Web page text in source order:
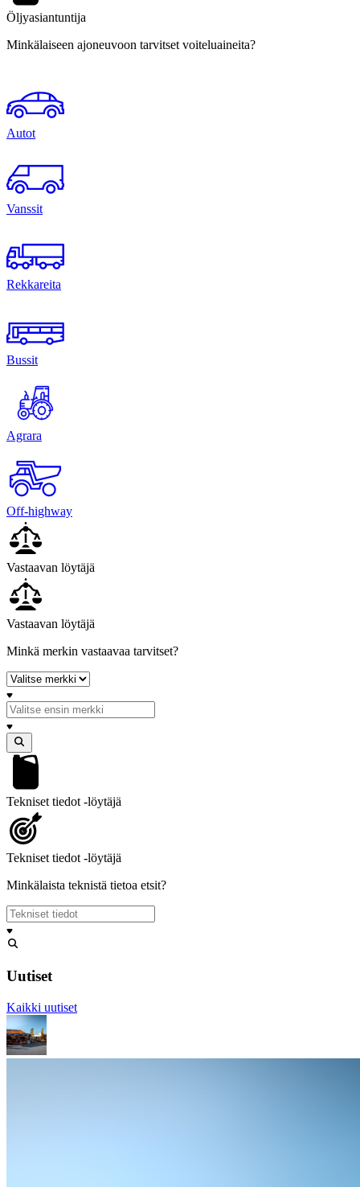
Öljyasiantuntija
Minkälaiseen ajoneuvoon tarvitset voiteluaineita?
Autot
Vanssit
Rekkareita
Bussit
Agrara
Off-highway
Vastaavan löytäjä
Vastaavan löytäjä
Minkä merkin vastaavaa tarvitset?
Tekniset tiedot -löytäjä
Tekniset tiedot -löytäjä
Minkälaista teknistä tietoa etsit?
Uutiset
Kaikki uutiset